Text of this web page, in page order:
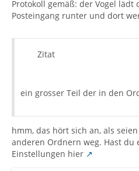
Protokoll gemäß: der Vogel lädt
Posteingang runter und dort
Zitat
ein grosser Teil der in den
hmm, das hört sich an, als
anderen Ordnern weg. Hast du
Einstellungen hier